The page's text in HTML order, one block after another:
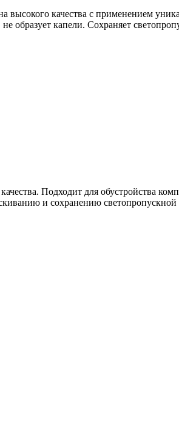
высокого качества с применением
образует капели. Сохраняет
Подходит для обустройства
и сохранению